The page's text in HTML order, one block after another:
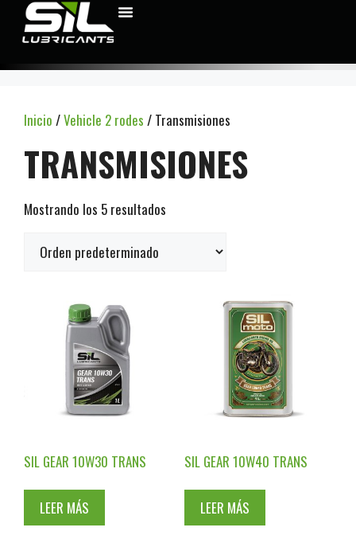
Inicio /Vehicle 2 rodes / Transmisiones
TRANSMISIONES
Mostrando los 5 resultados
SIL GEAR 10W30 TRANS
LEER MÁS
SIL GEAR 10W40 TRANS
LEER MÁS